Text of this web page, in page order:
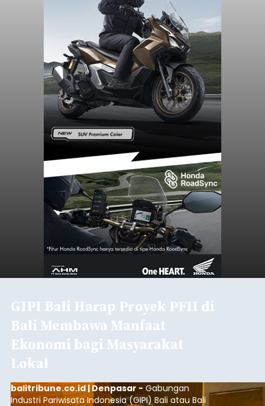
GIPI Bali Harap Proyek PFII di
Bali Membawa Manfaat
Ekonomi bagi Masyarakat
Lokal
balitribune.co.id | Denpasar - Gabungan
Industri Pariwisata Indonesia (GIPI) Bali atau Bali